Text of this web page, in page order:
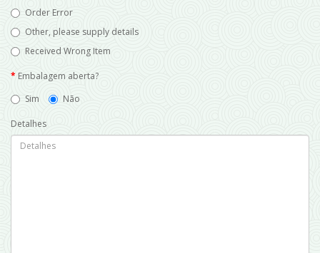
Order Error
Other, please supply details
Received Wrong Item
Embalagem aberta?
Sim
Não
Detalhes